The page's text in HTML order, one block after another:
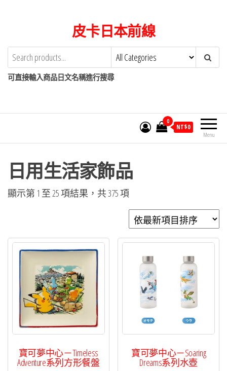
content
皮卡日本前線
可直接輸入商品日文名稱進行搜尋
Menu
0
NT$0
日用生活家飾品
顯示第 1 至 25 項結果，共 375 項依
最
新
項
寶可夢中心－Timeless
Adventure系列方形餐盤
寶可夢中心－Soaring
Dreams系列水壺